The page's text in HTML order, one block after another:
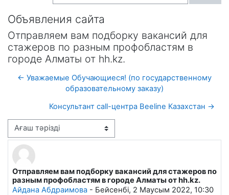
Объявления сайта
Отправляем вам подборку вакансий для
стажеров по разным профобластям в
городе Алматы от hh.kz.
← Уважаемые Обучающиеся! (по государственному
образовательному заказу)
Консультант call-центра Beeline Казахстан →
Display mode
Отправляем вам подборку вакансий для стажеров по
разным профобластям в городе Алматы от hh.kz.
Айдана Абдраимова - Бейсенбі, 2 Маусым 2022, 10:30
Number of replies: 0